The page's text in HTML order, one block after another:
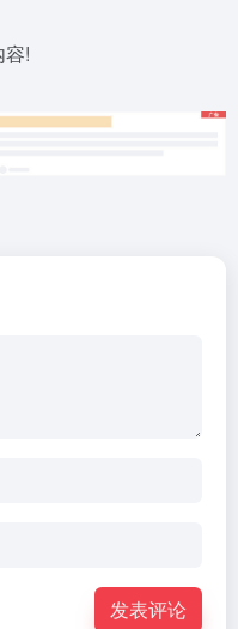
!
发表评论